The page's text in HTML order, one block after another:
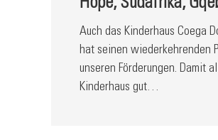
Hope, Südafrika,
Auch das Kinderhaus Coega
hat seinen wiederkehrenden
unseren Förderungen. Damit
Kinderhaus gut…